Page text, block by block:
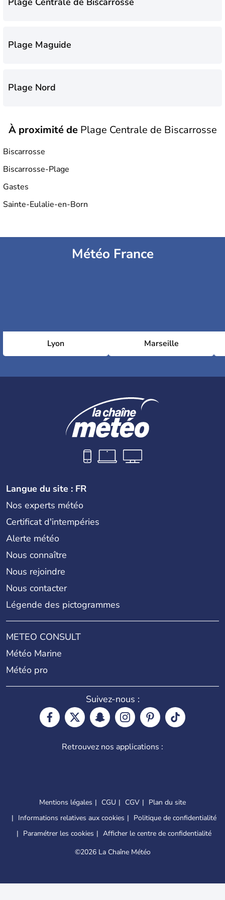
Plage Maguide
Plage Nord
Plage Sud
Plage de Salie Sud
À proximité dePlage Centrale de Biscarrosse
Biscarrosse
Biscarrosse-Plage
Gastes
Sainte-Eulalie-en-Born
Météo France
Lyon Marseille
Langue du site : FR
Nos experts météo
Certificat d'intempéries
Alerte météo
Nous connaître
Nous rejoindre
Nous contacter
Légende des pictogrammes
METEO CONSULT
Météo Marine
Météo pro
Suivez-nous :
Retrouvez nos applications :
Mentions légales CGU CGV
Plan du site
Informations relatives aux cookies
Politique de confidentialité
Paramétrer les cookies
Afficher le centre de confidentialité
©2026 La Chaîne Météo